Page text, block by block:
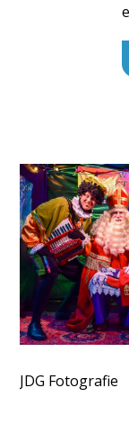
JDG Fotografie